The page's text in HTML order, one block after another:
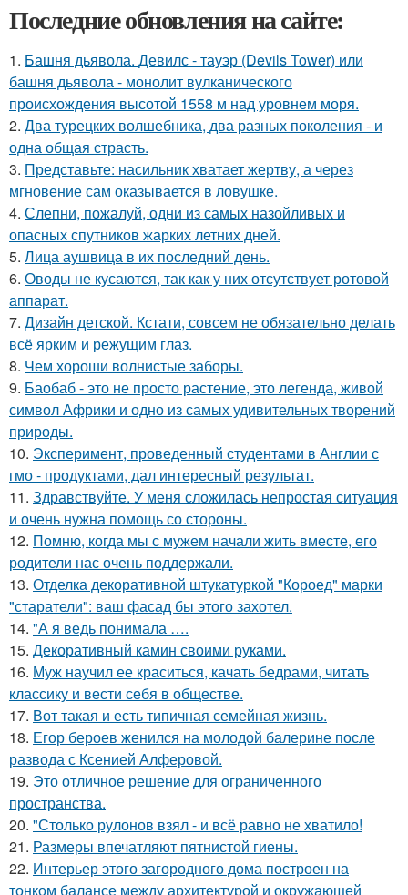
Последние обновления на сайте:
1. Башня дьявола. Девилс - тауэр (Devils Tower) или
башня дьявола - монолит вулканического
происхождения высотой 1558 м над уровнем моря.
2. Два турецких волшебника, два разных поколения - и
одна общая страсть.
3. Представьте: насильник хватает жертву, а через
мгновение сам оказывается в ловушке.
4. Слепни, пожалуй, одни из самых назойливых и
опасных спутников жарких летних дней.
5. Лица аушвица в их последний день.
6. Оводы не кусаются, так как у них отсутствует ротовой
аппарат.
7. Дизайн детской. Кстати, совсем не обязательно делать
всё ярким и режущим глаз.
8. Чем хороши волнистые заборы.
9. Баобаб - это не просто растение, это легенда, живой
символ Африки и одно из самых удивительных творений
природы.
10. Эксперимент, проведенный студентами в Англии с
гмо - продуктами, дал интересный результат.
11. Здравствуйте. У меня сложилась непростая ситуация
и очень нужна помощь со стороны.
12. Помню, когда мы с мужем начали жить вместе, его
родители нас очень поддержали.
13. Отделка декоративной штукатуркой "Короед" марки
"старатели": ваш фасад бы этого захотел.
14. "А я ведь понимала ….
15. Декоративный камин своими руками.
16. Муж научил ее краситься, качать бедрами, читать
классику и вести себя в обществе.
17. Вот такая и есть типичная семейная жизнь.
18. Егор бероев женился на молодой балерине после
развода с Ксенией Алферовой.
19. Это отличное решение для ограниченного
пространства.
20. "Столько рулонов взял - и всё равно не хватило!
21. Размеры впечатляют пятнистой гиены.
22. Интерьер этого загородного дома построен на
тонком балансе между архитектурой и окружающей